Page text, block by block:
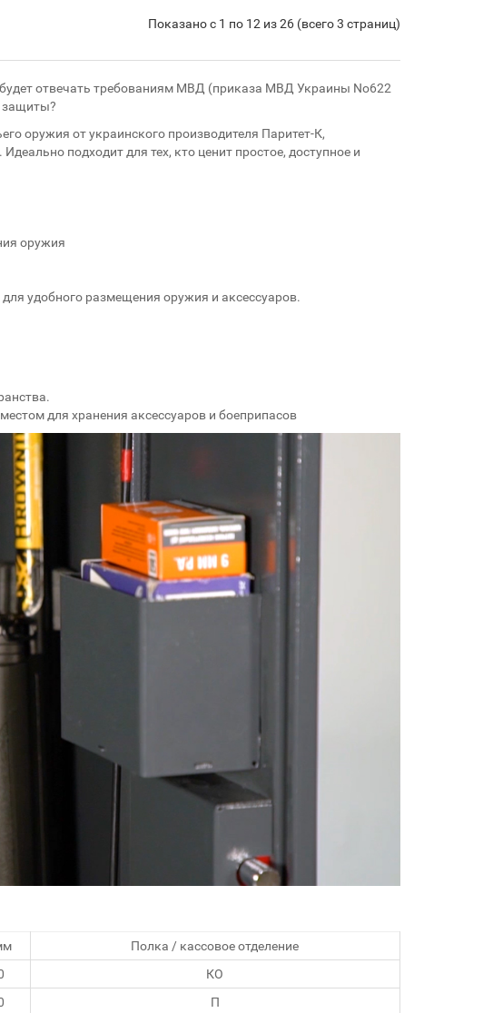
Показано с 1 по 12 из 26 (всего 3 страниц)
отвечать требованиям МВД (приказа МВД Украины No622
защиты?
оружия от украинского производителя Паритет-К,
подходит для тех, кто ценит простое, доступное и
оружия
удобного размещения оружия и аксессуаров.
для хранения аксессуаров и боеприпасов
Полка / кассовое отделение
КО
П